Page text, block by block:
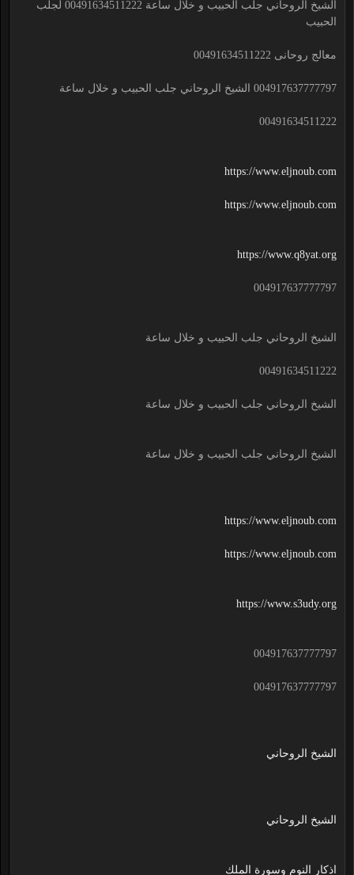
الشيخ الروحاني جلب الحبيب و خلال ساعة 00491634511222 لجلب
الحبيب
معالج روحانى 00491634511222
004917637777797 الشيخ الروحاني جلب الحبيب و خلال ساعة
00491634511222
https://www.eljnoub.com
https://www.eljnoub.com
https://www.q8yat.org
004917637777797
الشيخ الروحاني جلب الحبيب و خلال ساعة
00491634511222
الشيخ الروحاني جلب الحبيب و خلال ساعة
الشيخ الروحاني جلب الحبيب و خلال ساعة
https://www.eljnoub.com
https://www.eljnoub.com
https://www.s3udy.org
004917637777797
004917637777797
الشيخ الروحاني
الشيخ الروحاني
اذكار النوم وسورة الملك